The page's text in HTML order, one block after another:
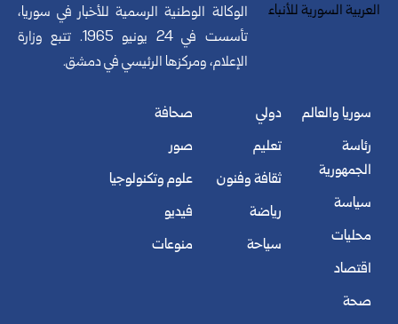
الوكالة الوطنية الرسمية للأخبار في سوريا،
تأسست في 24 يونيو 1965. تتبع وزارة
الإعلام، ومركزها الرئيسي في دمشق.
سوريا والعالم
رئاسة
الجمهورية
سياسة
محليات
اقتصاد
صحة
دولي
تعليم
ثقافة وفنون
رياضة
سياحة
صحافة
صور
علوم وتكنولوجيا
فيديو
منوعات